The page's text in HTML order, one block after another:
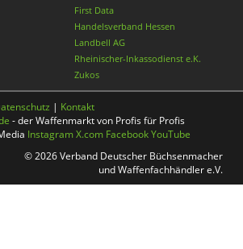
First Data
Handelsverband Hessen
Landbell AG
Rheinischer-Inkassodienst e.K.
Zukos
| Kontakt
- der Waffenmarkt von Profis für Profis
InstagramX.com FacebookYouTube
© 2026 Verband Deutscher Büchsenmacher
und Waffenfachhändler e.V.